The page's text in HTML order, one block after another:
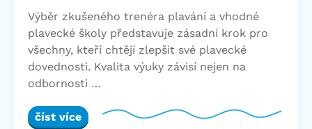
Výběr zkušeného trenéra plavání a vhodné
plavecké školy představuje zásadní krok pro
všechny, kteří chtějí zlepšit své plavecké
dovednosti. Kvalita výuky závisí nejen na
odbornosti …
číst více